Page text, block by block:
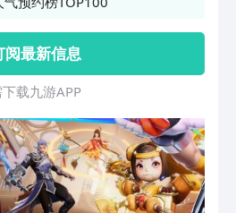
阅最新信息
下 载 九 游 A P P